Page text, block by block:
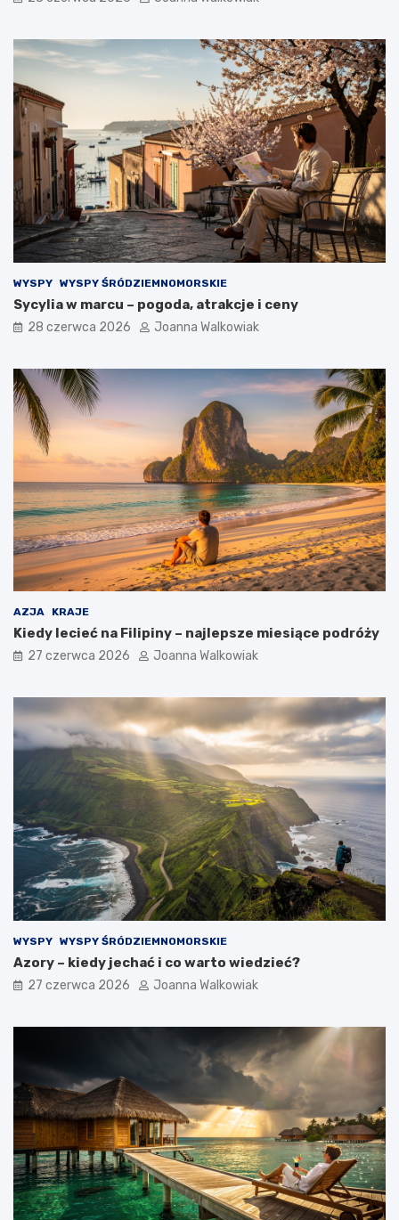
WYSPY WYSPY ŚRÓDZIEMNOMORSKIE
Sycylia w marcu – pogoda, atrakcje i ceny
28 czerwca 2026 Joanna Walkowiak
AZJA KRAJE
Kiedy lecieć na Filipiny – najlepsze miesiące podróży
27 czerwca 2026 Joanna Walkowiak
WYSPY WYSPY ŚRÓDZIEMNOMORSKIE
Azory – kiedy jechać i co warto wiedzieć?
27 czerwca 2026 Joanna Walkowiak